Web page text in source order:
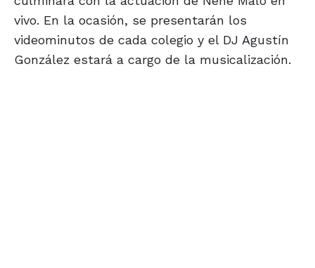
vivo. En la ocasión, se presentarán los
videominutos de cada colegio y el DJ Agustín
González estará a cargo de la musicalización.